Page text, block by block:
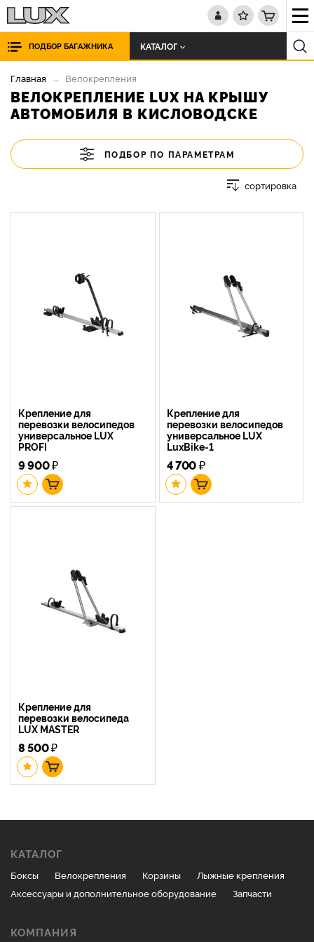
ПОДБОР БАГАЖНИКА КАТАЛОГ
Главная Велокрепления
ВЕЛОКРЕПЛЕНИЕ LUX НА КРЫШУ
АВТОМОБИЛЯ В КИСЛОВОДСКЕ
ПОДБОР ПО ПАРАМЕТРАМ
сортировка
Крепление для
перевозки велосипедов
универсальное LUX
PROFI
9 900₽
Крепление для
перевозки велосипедов
универсальное LUX
LuxBike-1
4 700₽
Крепление для
перевозки велосипеда
LUX MASTER
8 500₽
КАТАЛОГ
Боксы Велокрепления Корзины
Лыжные крепления
Аксессуары и дополнительное оборудование
Запчасти
КОМПАНИЯ